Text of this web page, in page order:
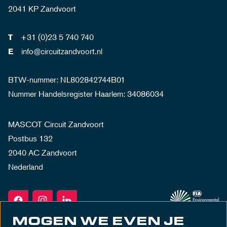
2041 KP Zandvoort
T +31 (0)23 5 740 740
E info@circuitzandvoort.nl
BTW-nummer: NL802842744B01
Nummer Handelsregister Haarlem: 34086034
MASCOT Circuit Zandvoort
Postbus 132
2040 AC Zandvoort
Nederland
MOGEN WE EVEN JE